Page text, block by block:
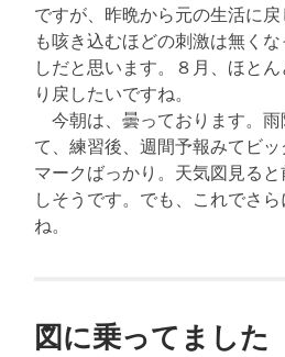
ですが、昨晩から元の生活に
も咳き込むほどの刺激は無く
しだと思います。８月、ほと
り戻したいですね。
今朝は、曇っております。雨
て、練習後、週間予報みてビ
マークばっかり。天気図見る
しそうです。でも、これでさ
ね。
図に乗ってました